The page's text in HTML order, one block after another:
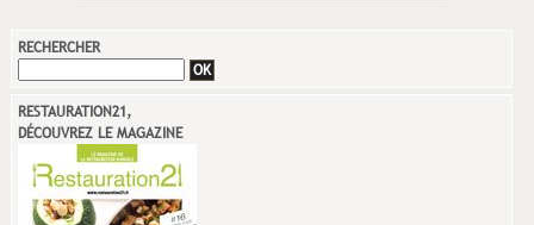
RECHERCHER
RESTAURATION21,
DÉCOUVREZ LE MAGAZINE